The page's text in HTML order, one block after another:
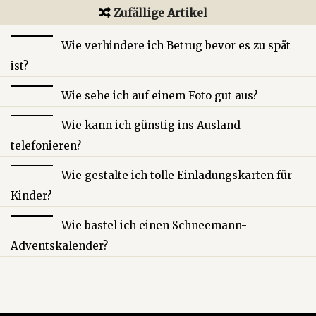
Zufällige Artikel
Wie verhindere ich Betrug bevor es zu spät
ist?
Wie sehe ich auf einem Foto gut aus?
Wie kann ich günstig ins Ausland
telefonieren?
Wie gestalte ich tolle Einladungskarten für
Kinder?
Wie bastel ich einen Schneemann-
Adventskalender?